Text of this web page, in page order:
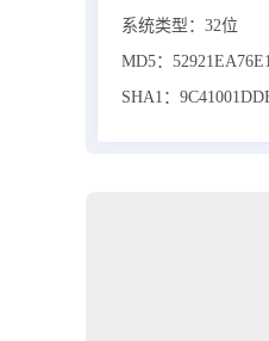
系统类型：32位
MD5：
SHA1：